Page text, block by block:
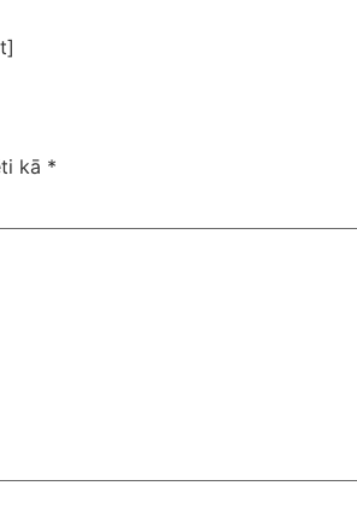
kā *